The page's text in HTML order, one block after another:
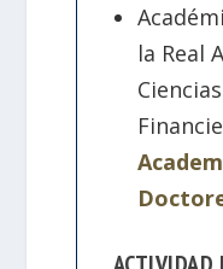
la Real